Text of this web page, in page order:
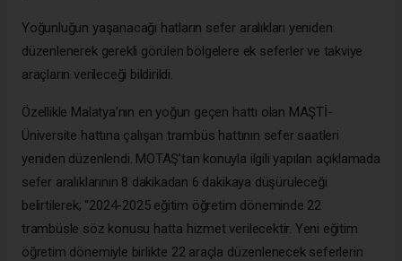
Yoğunluğun yaşanacağı hatların sefer aralıkları yeniden
düzenlenerek gerekli görülen bölgelere ek seferler ve takviye
araçların verileceği bildirildi.
Özellikle Malatya’nın en yoğun geçen hattı olan MAŞTİ-
Üniversite hattına çalışan trambüs hattının sefer saatleri
yeniden düzenlendi. MOTAŞ’tan konuyla ilgili yapılan açıklamada
sefer aralıklarının 8 dakikadan 6 dakikaya düşürüleceği
belirtilerek; “2024-2025 eğitim öğretim döneminde 22
trambüsle söz konusu hatta hizmet verilecektir. Yeni eğitim
öğretim dönemiyle birlikte 22 araçla düzenlenecek seferlerin